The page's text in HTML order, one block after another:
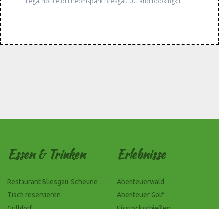
Essen & Trinken
Restaurant Bliesgau-Scheune
Tisch reservieren
Erlebnisse
Abenteuerwald
Abenteuer Golf